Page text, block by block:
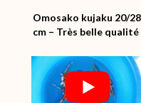
Omosako kujaku 20/28
cm – Très belle qualité